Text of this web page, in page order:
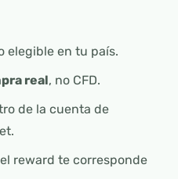
elegible en tu país.
real, no CFD.
de la cuenta de
reward te corresponde